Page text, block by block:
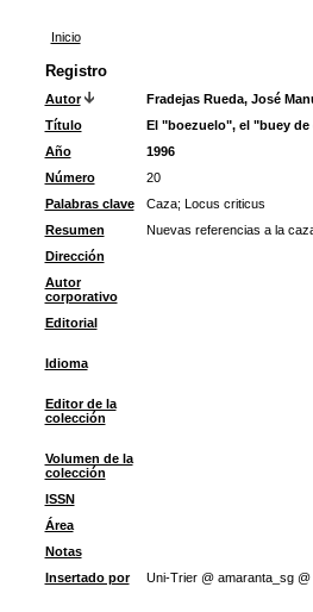
Inicio
Registro
Autor
Fradejas Rueda, José
Título
El "boezuelo", el "buey
Año
1996
Número
20
Palabras clave
Caza; Locus criticus
Resumen
Nuevas referencias a la
Dirección
Autor
corporativo
Editorial
Idioma
Editor de la
colección
Volumen de la
colección
ISSN
Área
Notas
Insertado por
Uni-Trier @ amaranta_sg @